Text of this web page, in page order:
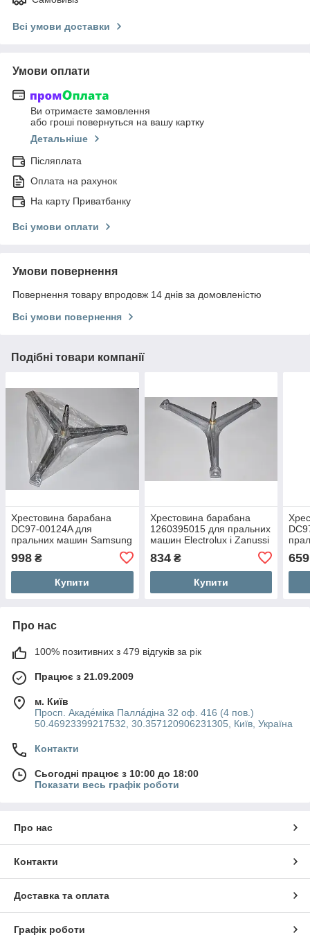
Всі умови доставки
Умови оплати
Ви отримаєте замовлення
або гроші повернуться на вашу картку
Детальніше
Післяплата
Оплата на рахунок
На карту Приватбанку
Всі умови оплати
Умови повернення
Повернення товару впродовж 14 днів за домовленістю
Всі умови повернення
Подібні товари компанії
Хрестовина барабана
DC97-00124A для
пральних машин Samsung
998 ₴
Купити
Хрестовина барабана
1260395015 для пральних
машин Electrolux і Zanussi
834₴
Купити
659
Про нас
100% позитивних з 479 відгуків за рік
Працює з 21.09.2009
м. Київ
Просп. Акаде́міка Палла́діна 32 оф. 416 (4 пов.)
50.46923399217532, 30.357120906231305, Київ, Україна
Контакти
Сьогодні працює з 10:00 до 18:00
Показати весь графік роботи
Про нас
Контакти
Доставка та оплата
Графік роботи